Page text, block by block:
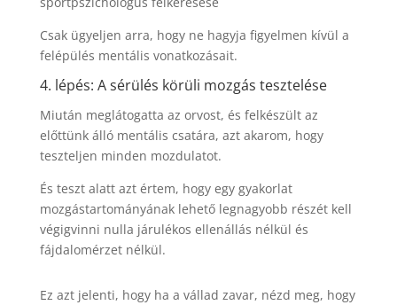
Csak ügyeljen arra, hogy ne hagyja figyelmen kívül a
felépülés mentális vonatkozásait.
4. lépés: A sérülés körüli mozgás tesztelése
Miután meglátogatta az orvost, és felkészült az
előttünk álló mentális csatára, azt akarom, hogy
teszteljen minden mozdulatot.
És teszt alatt azt értem, hogy egy gyakorlat
mozgástartományának lehető legnagyobb részét kell
végigvinni nulla járulékos ellenállás nélkül és
fájdalomérzet nélkül.
Ez azt jelenti, hogy ha a vállad zavar, nézd meg, hogy